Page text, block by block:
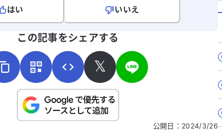
はい
いいえ
ォームです。氏名やご自身の病気の詳細などの個人情報は入れないでくだ
この記事をシェアする
𝕏
公開日 ： 2024/3/26